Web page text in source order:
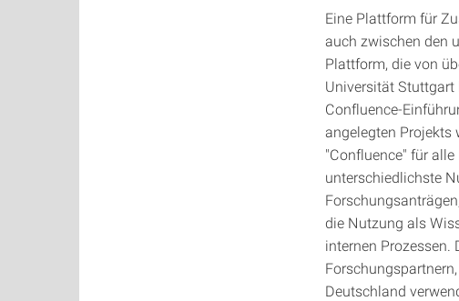
Eine Plattform für
auch zwischen den
Plattform, die von
Universität Stuttgart
Confluence-
angelegten
"Confluence" für
unterschiedlichste
die Nutzung als
internen
Deutschland